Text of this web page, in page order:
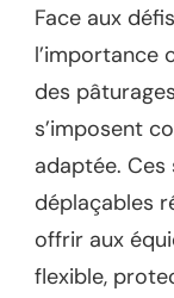
Face aux
l’importance
des
s’imposent
adaptée.
déplaçables
offrir aux
flexible,